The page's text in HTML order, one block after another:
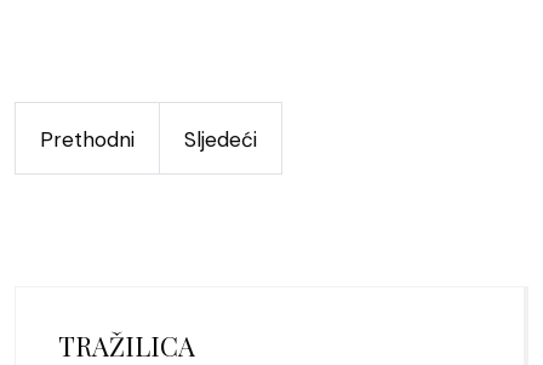
Prethodni Sljedeći
TRAŽILICA